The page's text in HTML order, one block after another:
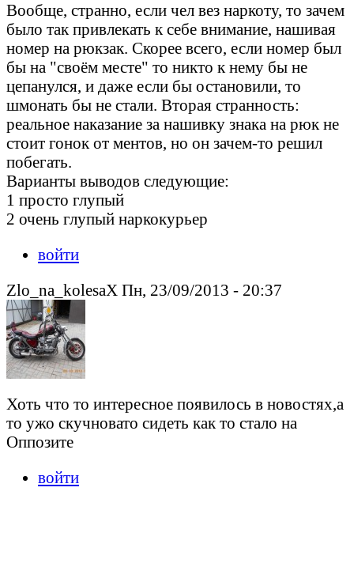
Вообще, странно, если чел вез наркоту, то зачем
было так привлекать к себе внимание, нашивая
номер на рюкзак. Скорее всего, если номер был
бы на "своём месте" то никто к нему бы не
цепанулся, и даже если бы остановили, то
шмонать бы не стали. Вторая странность:
реальное наказание за нашивку знака на рюк не
стоит гонок от ментов, но он зачем-то решил
побегать.
Варианты выводов следующие:
1 просто глупый
2 очень глупый наркокурьер
войти
Zlo_na_kolesaX Пн, 23/09/2013 - 20:37
Хоть что то интересное появилось в новостях,а
то ужо скучновато сидеть как то стало на
Оппозите
войти